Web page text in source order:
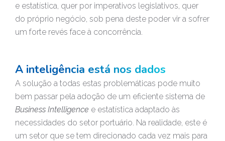
e estatística, quer por imperativos legislativos, quer
do próprio negócio, sob pena deste poder vir a sofrer
um forte revés face à concorrência.
A inteligência está nos dados
A solução a todas estas problemáticas pode muito
bem passar pela adoção de um eficiente sistema de
Business Intelligence e estatística adaptado às
necessidades do setor portuário. Na realidade, este é
um setor que se tem direcionado cada vez mais para